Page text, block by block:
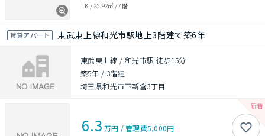
1K / 25.92㎡ / 4階
賃貸アパート 東武東上線和光市駅地上3階建て築6年
東武東上線 / 和光市駅 徒歩15分
築5年 / 3階建
埼玉県和光市下新倉3丁目
6.3 万円 /管理費5,000円